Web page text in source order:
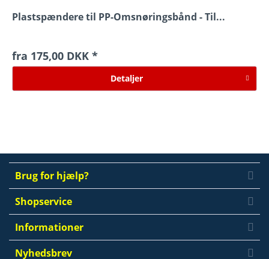
Plastspændere til PP-Omsnøringsbånd - Til...
fra 175,00 DKK *
Detaljer
Brug for hjælp?
Shopservice
Informationer
Nyhedsbrev